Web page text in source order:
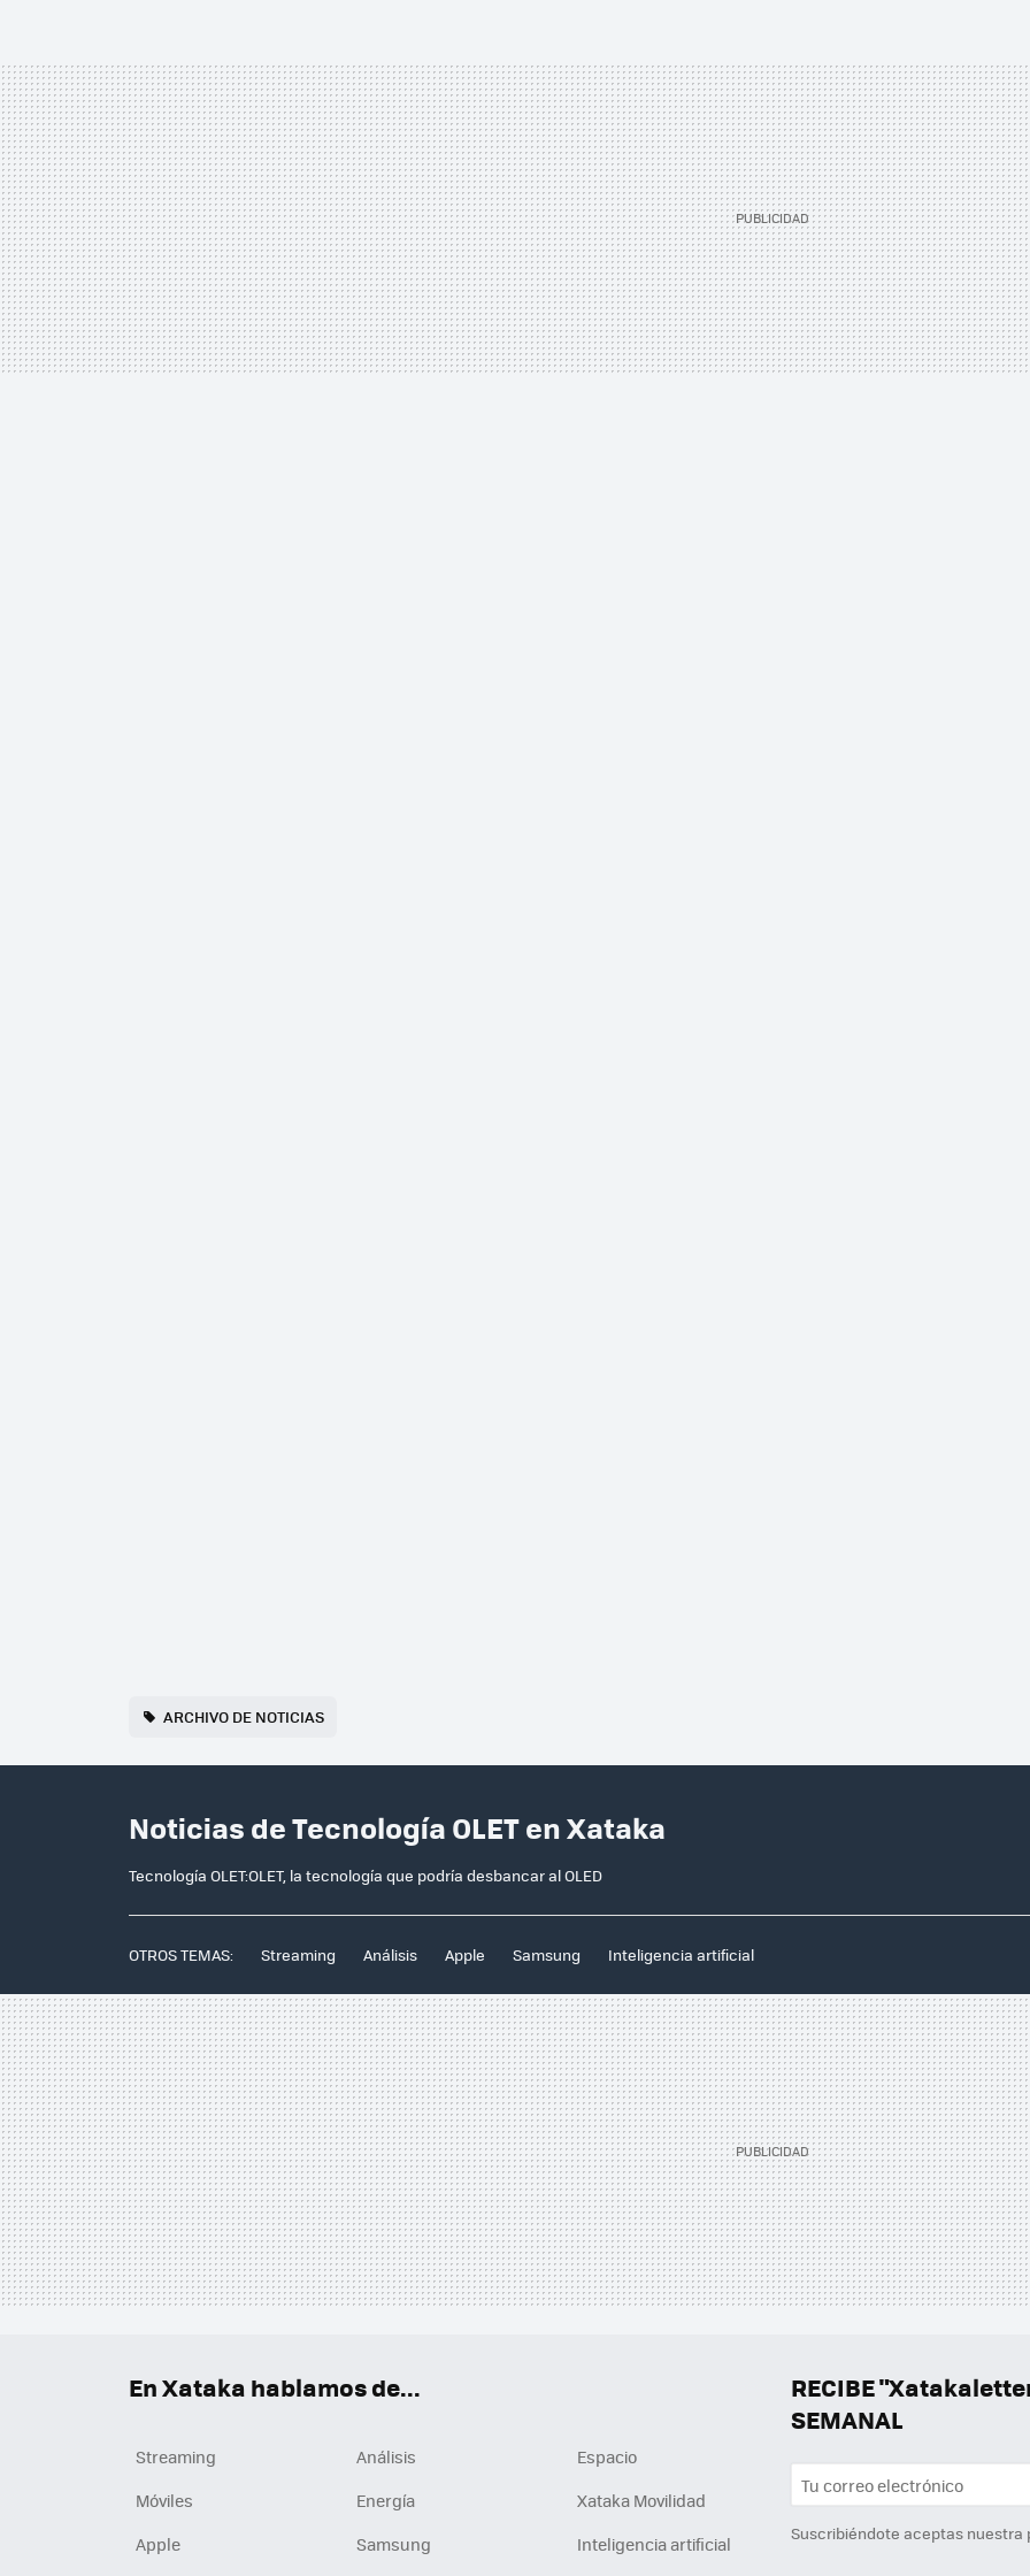
ARCHIVO DE NOTICIAS
Noticias de Tecnología OLET en Xataka
Tecnología OLET:OLET, la tecnología que podría desbancar al OLED
OTROS TEMAS: Streaming Análisis Apple Samsung Inteligencia artificial
RECIBE
SEMANAL
Suscribiéndote aceptas nuestra
En Xataka hablamos de...
Streaming Análisis
Espacio
Móviles
Energía
Xataka Movilidad
Apple
Samsung Inteligencia artificial